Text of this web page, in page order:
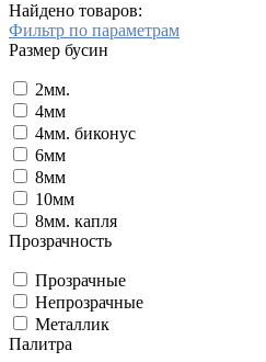
Найдено товаров:
Фильтр по параметрам
Размер бусин
2мм.
4мм
4мм. биконус
6мм
8мм
10мм
8мм. капля
Прозрачность
Прозрачные
Непрозрачные
Металлик
Палитра